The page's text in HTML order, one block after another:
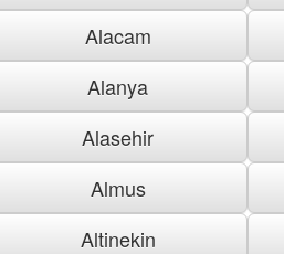
Alacam
Alanya
Alasehir
Almus
Altinekin